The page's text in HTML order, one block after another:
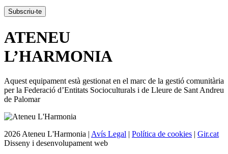
ATENEU
L’HARMONIA
Aquest equipament està gestionat en el marc de la gestió comunitària
per la Federació d’Entitats Socioculturals i de Lleure de Sant Andreu
de Palomar
2026 Ateneu L'Harmonia | Avís Legal | Política de cookies | Gir.cat
Disseny i desenvolupament web